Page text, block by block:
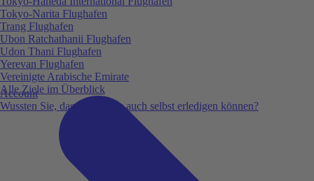
Account
Wussten Sie, dass Sie vieles auch selbst erledigen können?
Tokyo-Narita Flughafen
Trang Flughafen
Ubon Ratchathanii Flughafen
Udon Thani Flughafen
Yerevan Flughafen
Vereinigte Arabische Emirate
Alle Ziele im Überblick